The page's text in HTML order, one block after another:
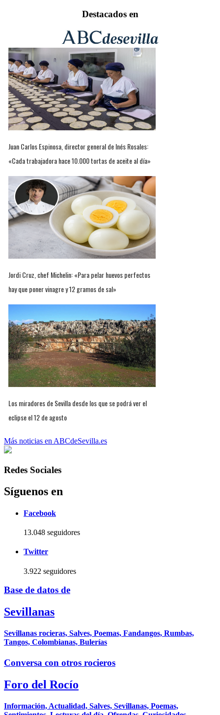
Destacados en
Juan Carlos Espinosa, director general de Inés Rosales:
«Cada trabajadora hace 10.000 tortas de aceite al día»
Jordi Cruz, chef Michelin: «Para pelar huevos perfectos
hay que poner vinagre y 12 gramos de sal»
Los miradores de Sevilla desde los que se podrá ver el
eclipse el 12 de agosto
Más noticias en ABCdeSevilla.es
Redes Sociales
Síguenos en
Facebook
13.048 seguidores
Twitter
3.922 seguidores
Base de datos de
Sevillanas
Sevillanas rocieras, Salves, Poemas, Fandangos, Rumbas,
Tangos, Colombianas, Bulerías
Conversa con otros rocieros
Foro del Rocío
Información, Actualidad, Salves, Sevillanas, Poemas,